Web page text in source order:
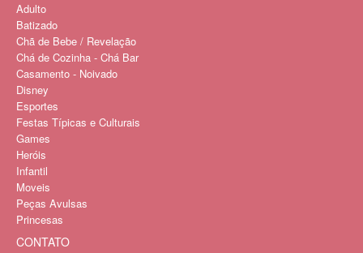
Adulto
Batizado
Chã de Bebe / Revelação
Chá de Cozinha - Chá Bar
Casamento - Noivado
Disney
Esportes
Festas Típicas e Culturais
Games
Heróis
Infantil
Moveis
Peças Avulsas
Princesas
CONTATO